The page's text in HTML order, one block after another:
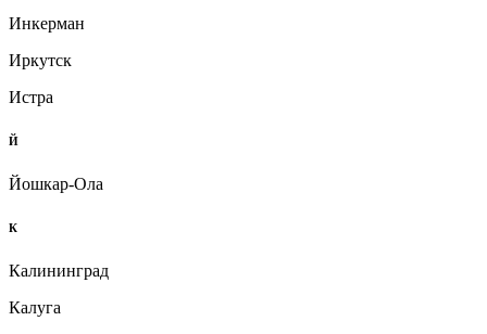
Инкерман
Иркутск
Истра
Й
Йошкар-Ола
К
Калининград
Калуга